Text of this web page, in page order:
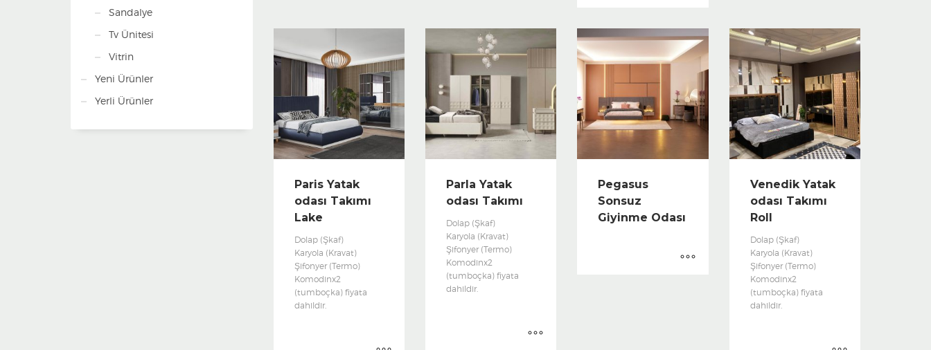
Paris Yatak
odası Takımı
Lake
Dolap (Şkaf)
Karyola (Kravat)
Şifonyer (Termo)
Komodinx2
(tumboçka) fiyata
dahildir.
Parla Yatak
odası Takımı
Dolap (Şkaf)
Karyola (Kravat)
Şifonyer (Termo)
Komodinx2
(tumboçka) fiyata
dahildir.
Pegasus
Sonsuz
Giyinme Odası
Venedik Yatak
odası Takımı
Roll
Dolap (Şkaf)
Karyola (Kravat)
Şifonyer (Termo)
Komodinx2
(tumboçka) fiyata
dahildir.
Sandalye
Tv Ünitesi
Vitrin
Yeni Ürünler
Yerli Ürünler